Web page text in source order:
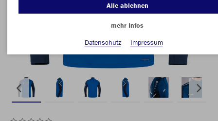
Alle ablehnen
mehr Infos
Datenschutz
Impressum